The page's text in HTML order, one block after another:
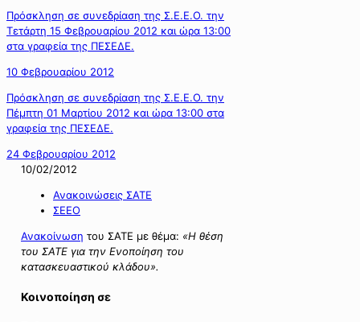
Πρόσκληση σε συνεδρίαση της Σ.Ε.Ε.Ο. την
Τετάρτη 15 Φεβρουαρίου 2012 και ώρα 13:00
στα γραφεία της ΠΕΣΕΔΕ.
10 Φεβρουαρίου 2012
Πρόσκληση σε συνεδρίαση της Σ.Ε.Ε.Ο. την
Πέμπτη 01 Μαρτίου 2012 και ώρα 13:00 στα
γραφεία της ΠΕΣΕΔΕ.
24 Φεβρουαρίου 2012
10/02/2012
Ανακοινώσεις ΣΑΤΕ
ΣΕΕΟ
Ανακοίνωση του ΣΑΤΕ με θέμα: «Η θέση
του ΣΑΤΕ για την Ενοποίηση του
κατασκευαστικού κλάδου».
Κοινοποίηση σε